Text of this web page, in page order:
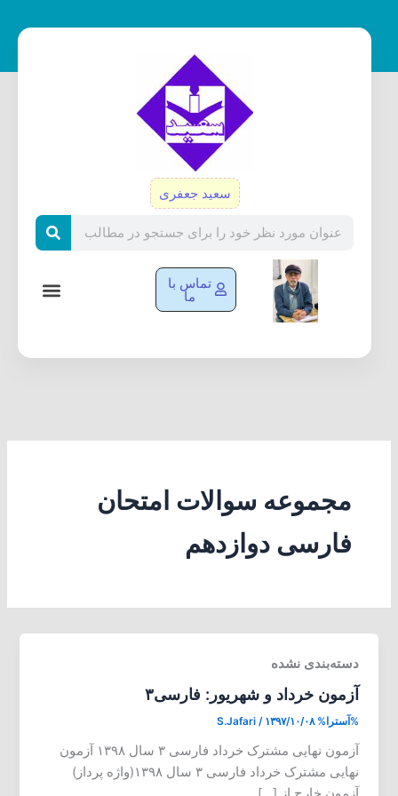
سعید جعفری
تماس با
ما
مجموعه سوالات امتحان
فارسی دوازدهم
دسته‌بندی نشده
آزمون خرداد و شهریور: فارسی۳
%آسترا% S.Jafari / ۱۳۹۷/۱۰/۰۸
آزمون نهایی مشترک خرداد فارسی ۳ سال ۱۳۹۸ آزمون
نهایی مشترک خرداد فارسی ۳ سال ۱۳۹۸(واژه پرداز)